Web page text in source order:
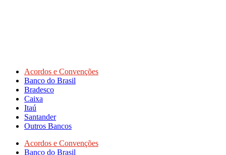
Acordos e Convenções
Banco do Brasil
Bradesco
Caixa
Itaú
Santander
Outros Bancos
Acordos e Convenções
Banco do Brasil